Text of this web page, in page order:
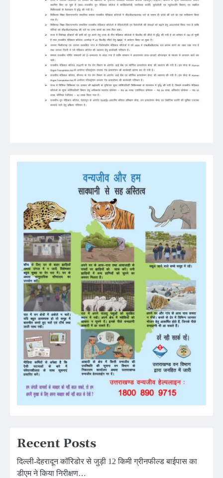
Recent Posts
दिल्ली-देहरादून कॉरिडोर से जुड़ी 12 किमी ग्रीनफील्ड बाईपास का
डीएम ने किया निरीक्षण…